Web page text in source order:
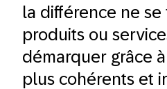
la différence ne
produits ou
démarquer grâce
plus cohérents et